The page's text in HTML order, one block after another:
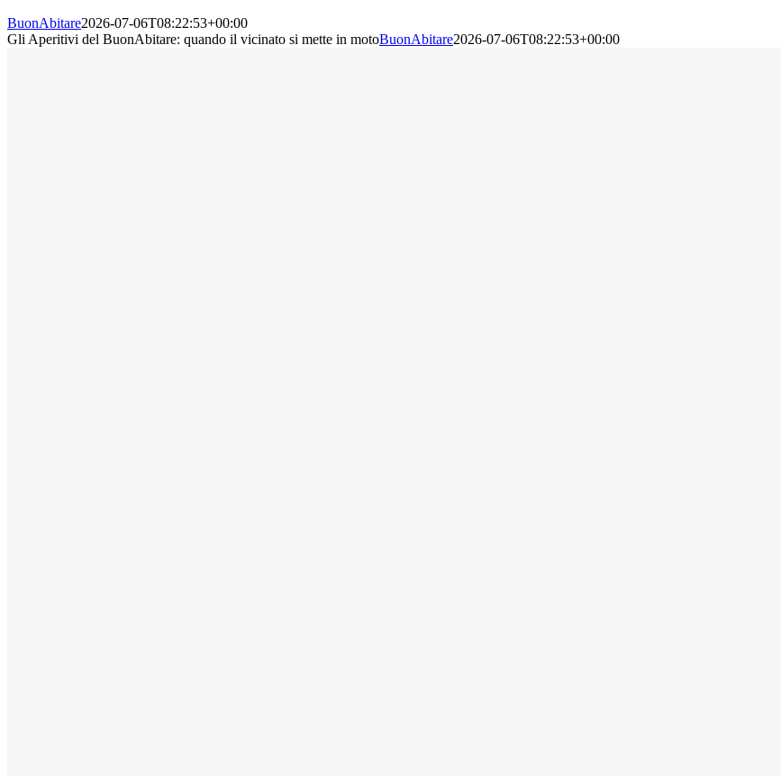
BuonAbitare2026-07-06T08:22:53+00:00
Gli Aperitivi del BuonAbitare: quando il vicinato si mette in motoBuonAbitare2026-07-06T08:22:53+00:00